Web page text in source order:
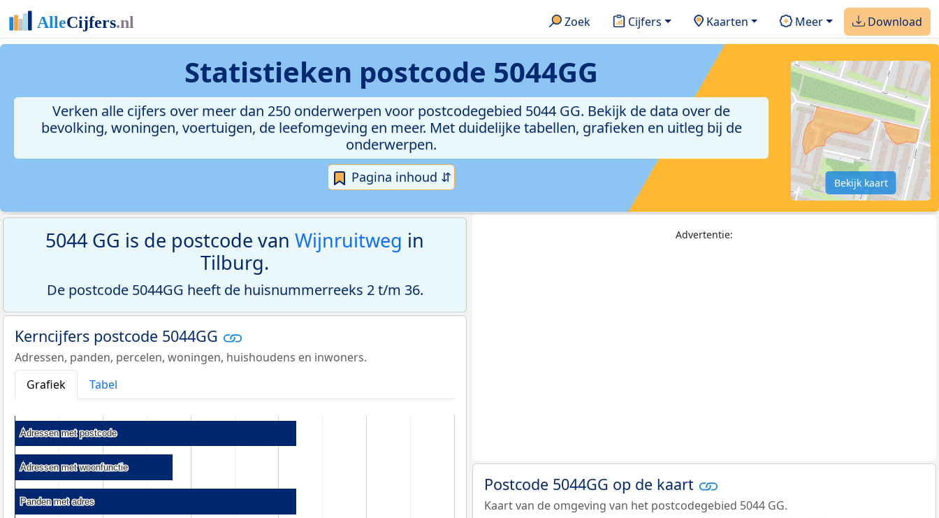
Zoek Cijfers Kaarten Meer Download
Statistieken postcode 5044GG
Verken alle cijfers over meer dan 250 onderwerpen voor postcodegebied 5044 GG. Bekijk de data over de
bevolking, woningen, voertuigen, de leefomgeving en meer. Met duidelijke tabellen, grafieken en uitleg bij de
onderwerpen.
Pagina inhoud ⇵ Bekijk kaart
5044 GG is de postcode van Wijnruitweg in
Tilburg.
De postcode 5044GG heeft de huisnummerreeks 2 t/m 36.
Kerncijfers postcode 5044GG
Adressen, panden, percelen, woningen, huishoudens en inwoners.
Grafiek
Tabel
Adressen met postcode
Adressen met postcode
Adressen met woonfunctie
Adressen met woonfunctie
Panden met adres
Panden met adres
Advertentie:
Postcode 5044GG op de kaart
Kaart van de omgeving van het postcodegebied 5044 GG.